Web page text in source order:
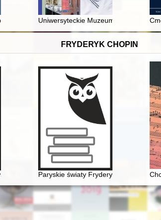
- konserwacjaPolsce - źródła, kierunki i perspektywy
Uniwersyteckie Muzeum Olimpizmu
FRYDERYK CHOPIN
ChopinaParyskie światy Fryderyka Chopina